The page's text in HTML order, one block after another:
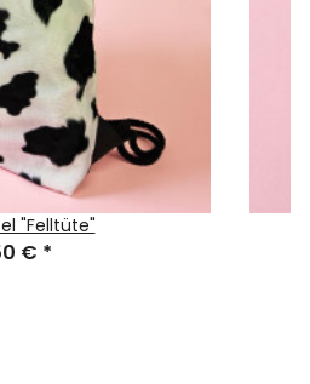
"Felltüte"
€ *